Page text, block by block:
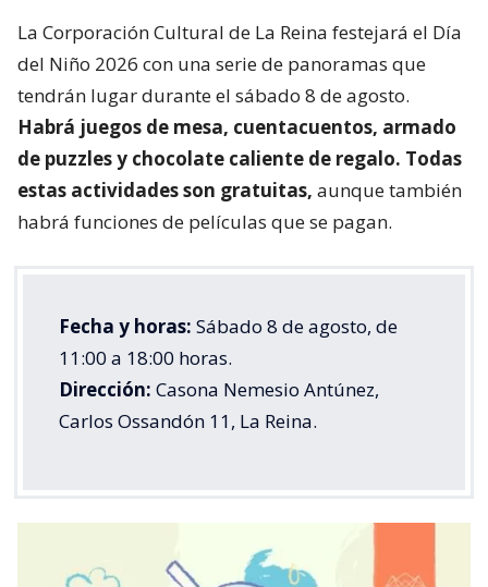
La Corporación Cultural de La Reina festejará el Día
del Niño 2026 con una serie de panoramas que
tendrán lugar durante el sábado 8 de agosto.
Habrá juegos de mesa, cuentacuentos, armado
de puzzles y chocolate caliente de regalo. Todas
estas actividades son gratuitas, aunque también
habrá funciones de películas que se pagan.
Fecha y horas: Sábado 8 de agosto, de
11:00 a 18:00 horas.
Dirección: Casona Nemesio Antúnez,
Carlos Ossandón 11, La Reina.